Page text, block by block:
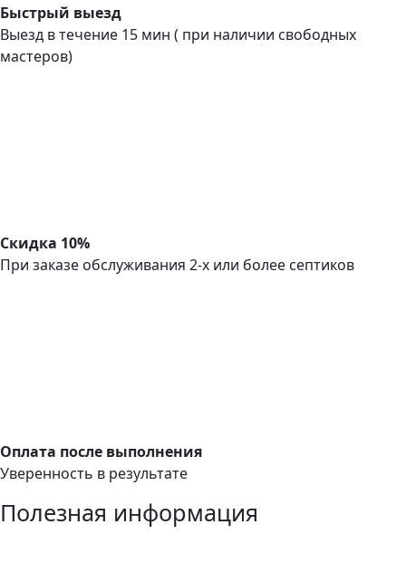
Быстрый выезд
Выезд в течение 15 мин ( при наличии свободных
мастеров)
Скидка 10%
При заказе обслуживания 2-х или более септиков
Оплата после выполнения
Уверенность в результате
Полезная информация